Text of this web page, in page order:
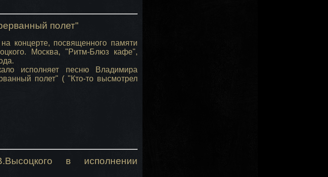
полет"
концерте, посвященного памяти
Москва, "Ритм-Блюз кафе",
исполняет песню Владимира
полет" ( "Кто-то высмотрел
в исполнении